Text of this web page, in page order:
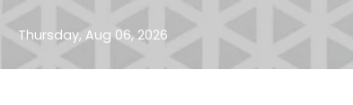
content
Thursday, Aug 06, 2026